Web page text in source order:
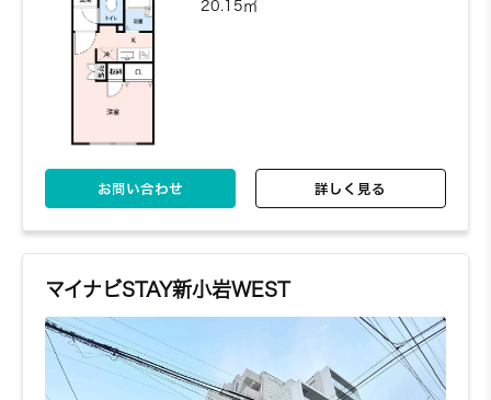
20.15㎡
お問い合わせ 詳しく見る
マイナビSTAY新小岩WEST